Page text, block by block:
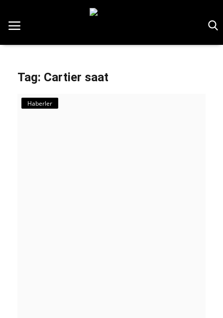
Tag: Cartier saat
Haberler